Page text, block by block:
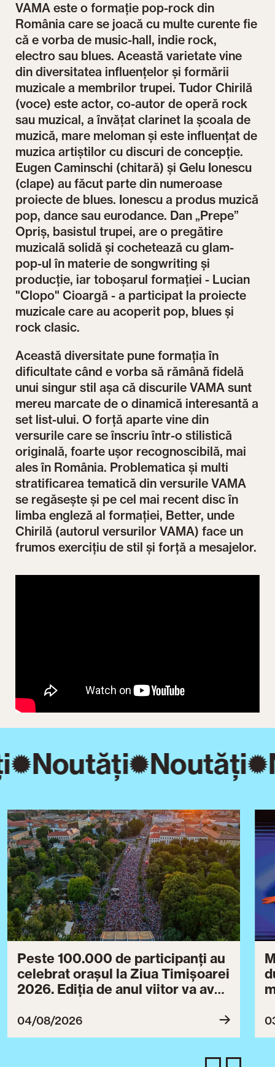
VAMA este o formație pop-rock din
România care se joacă cu multe curente fie
că e vorba de music-hall, indie rock,
electro sau blues. Această varietate vine
din diversitatea influențelor și formării
muzicale a membrilor trupei. Tudor Chirilă
(voce) este actor, co-autor de operă rock
sau muzical, a învățat clarinet la școala de
muzică, mare meloman și este influențat de
muzica artiștilor cu discuri de concepție.
Eugen Caminschi (chitară) și Gelu Ionescu
(clape) au făcut parte din numeroase
proiecte de blues. Ionescu a produs muzică
pop, dance sau eurodance. Dan „Prepe”
Opriş, basistul trupei, are o pregătire
muzicală solidă și cochetează cu glam-
pop-ul în materie de songwriting și
producție, iar toboșarul formației - Lucian
"Clopo" Cioargă - a participat la proiecte
muzicale care au acoperit pop, blues și
rock clasic.
Această diversitate pune formația în
dificultate când e vorba să rămână fidelă
unui singur stil așa că discurile VAMA sunt
mereu marcate de o dinamică interesantă a
set list-ului. O forță aparte vine din
versurile care se înscriu într-o stilistică
originală, foarte ușor recognoscibilă, mai
ales în România. Problematica și multi
stratificarea tematică din versurile VAMA
se regăsește și pe cel mai recent disc în
limba engleză al formației, Better, unde
Chirilă (autorul versurilor VAMA) face un
frumos exercițiu de stil și forță a mesajelor.
Noutăți Noutăți
Peste 100.000 de participanți au
celebrat orașul la Ziua Timișoarei
2026. Ediția de anul viitor va avea
04/08/2026